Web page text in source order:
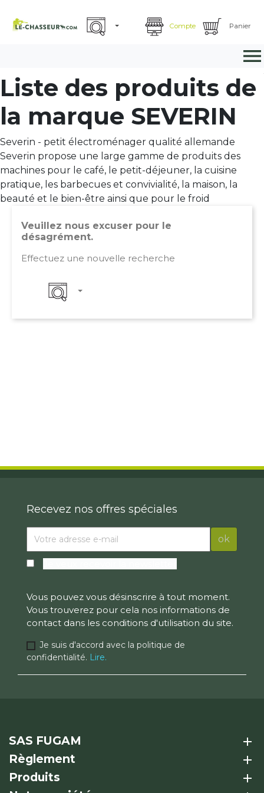
Compte Panier

Liste des produits de
la marque SEVERIN
Severin - petit électroménager qualité allemande
Severin propose une large gamme de produits des
machines pour le café, le petit-déjeuner, la cuisine
pratique, les barbecues et convivialité, la maison, la
beauté et le bien-être ainsi que pour le froid
Veuillez nous excuser pour le
désagrément.
Effectuez une nouvelle recherche
Recevez nos offres spéciales
Vous pouvez vous désinscrire à tout moment.
Vous trouverez pour cela nos informations de
contact dans les conditions d'utilisation du site.
Je suis d'accord avec la politique de
confidentialité. Lire.
SAS FUGAM
add
Règlement
add
Produits
add